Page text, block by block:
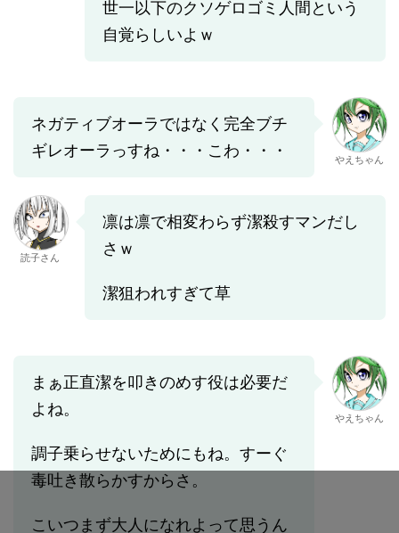
世一以下のクソゲロゴミ人間という
自覚らしいよｗ
ネガティブオーラではなく完全ブチ
ギレオーラっすね・・・こわ・・・
やえちゃん
読子さん
凛は凛で相変わらず潔殺すマンだし
さｗ
潔狙われすぎて草
まぁ正直潔を叩きのめす役は必要だ
よね。
調子乗らせないためにもね。すーぐ
毒吐き散らかすからさ。
こいつまず大人になれよって思うん
やえちゃん